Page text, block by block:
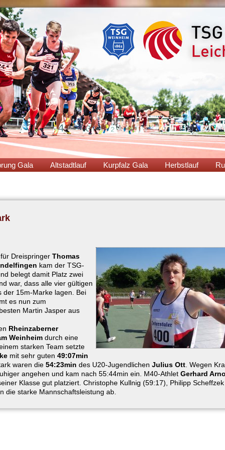
Gala Altstadtlauf Kurpfalz Gala Herbstlauf
Dreispringer Thomas
kam der TSG-
belegt damit Platz zwei
war, dass alle vier gültigen
der 15m-Marke lagen. Bei
es nun zum
Martin Jasper aus
Rheinzaberner
Weinheimdurch eine
starken Team setzte
mit sehr guten 49:07min
waren die 54:23min des U20-Jugendlichen Julius Ott. Wegen
angehen und kam nach 55:44min ein. M40-Athlet Gerhard
Klasse gut platziert. Christophe Kullnig (59:17), Philipp
die starke Mannschaftsleistung ab.